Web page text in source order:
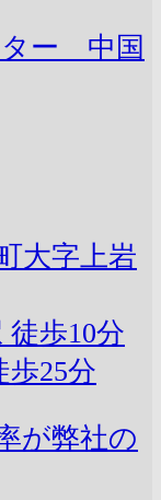
ター 中国
大字上岩
徒歩10分
歩25分
が弊社の